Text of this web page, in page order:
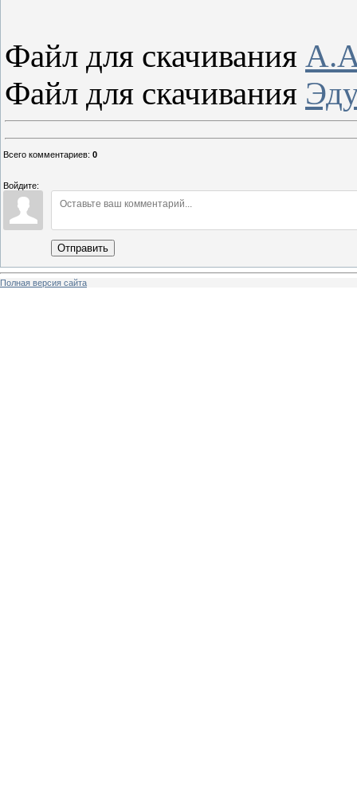
Файл для скачивания
Файл для скачивания
Всего комментариев: 0
Войдите:
Отправить
Полная версия сайта